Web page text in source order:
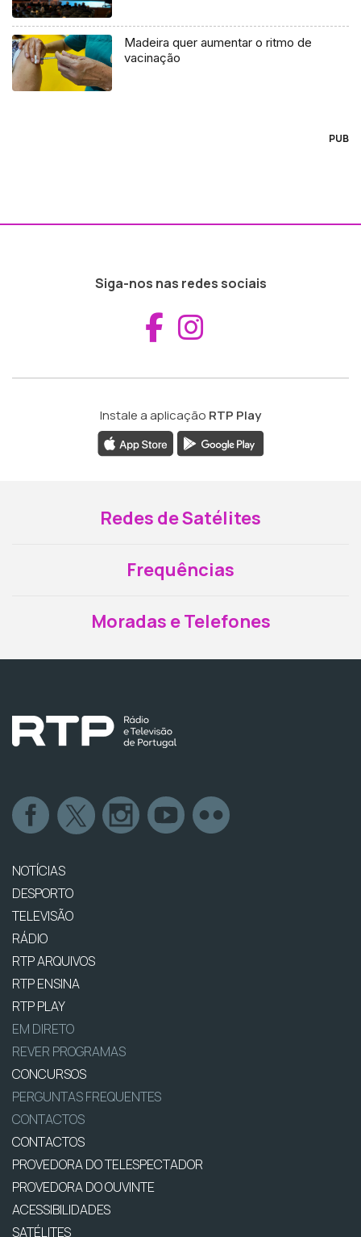
Madeira quer aumentar o ritmo de
vacinação
PUB
Siga-nos nas redes sociais
Aceder ao
Instale a aplicação RTP Play
Redes de Satélites
Frequências
Moradas e Telefones
NOTÍCIAS
DESPORTO
TELEVISÃO
RÁDIO
RTP ARQUIVOS
RTP ENSINA
RTP PLAY
EM DIRETO
REVER PROGRAMAS
CONCURSOS
PERGUNTAS FREQUENTES
CONTACTOS
CONTACTOS
PROVEDORA DO TELESPECTADOR
PROVEDORA DO OUVINTE
ACESSIBILIDADES
SATÉLITES